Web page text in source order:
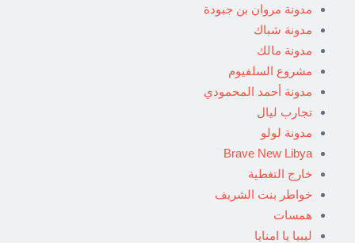
مدونة مروان بن جبودة
مدونة شباك
مدونة مالك
مشروع السلفيوم
مدونة أحمد المحمودي
تجارب ليال
مدونة لولو
Brave New Libya
خارج التغطية
خواطر بنت الشريف
همسات
ليبيا يا امنايا